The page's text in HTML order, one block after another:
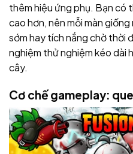
thêm hiệu ứng phụ. Bạn
cao hơn, nên mỗi màn
sớm hay tích nắng chờ thời
nghiệm thử nghiệm kéo dài
cây.
Cơ chế gameplay: